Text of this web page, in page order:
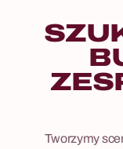
Tworzymy